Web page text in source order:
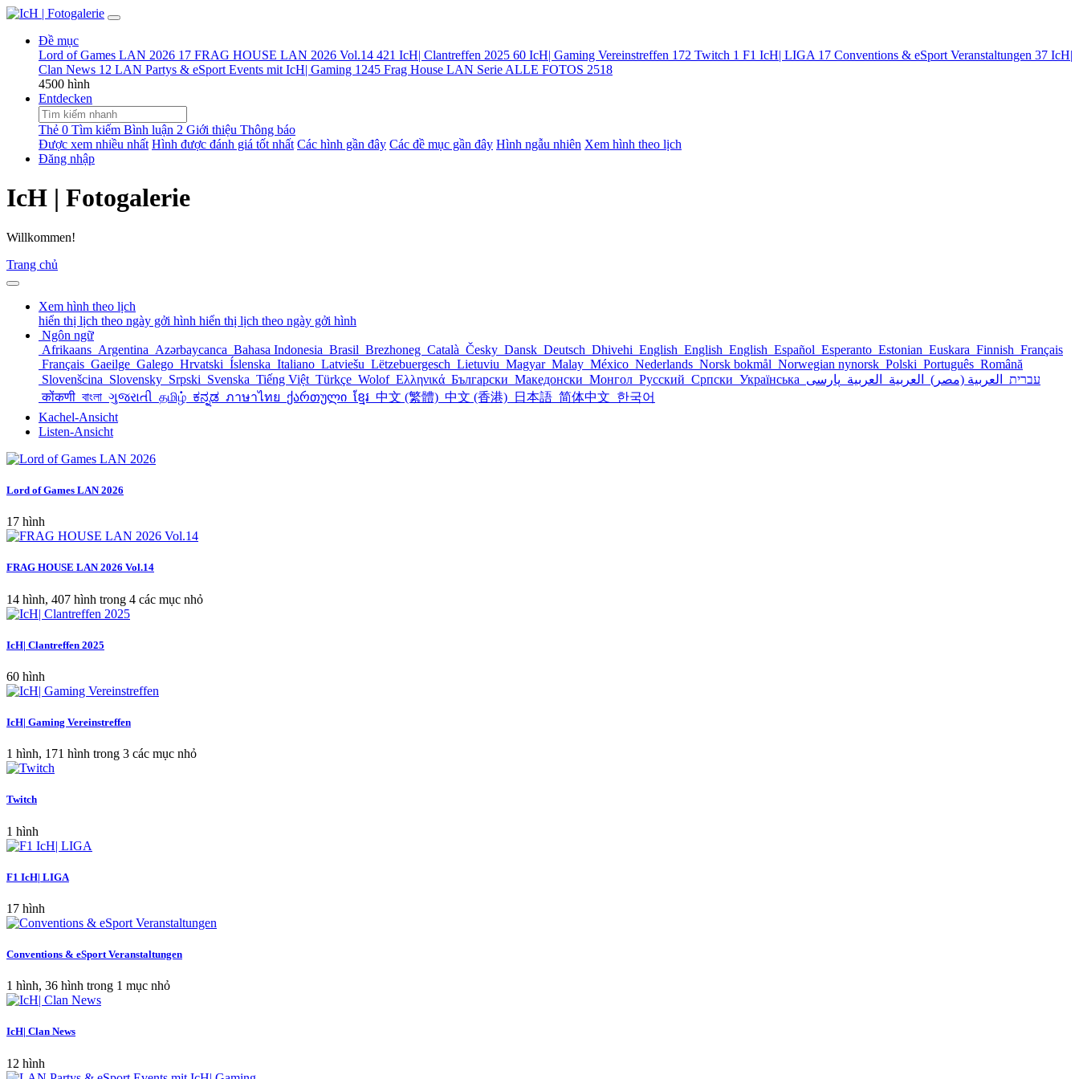
Đề mục
Lord of Games LAN 2026 17 FRAG HOUSE LAN 2026 Vol.14 421 IcH| Clantreffen 2025 60 IcH| Gaming Vereinstreffen 172 Twitch 1 F1 IcH| LIGA 17 Conventions & eSport Veranstaltungen 37 IcH|
Clan News 12 LAN Partys & eSport Events mit IcH| Gaming 1245 Frag House LAN Serie ALLE FOTOS 2518
4500 hình
Entdecken
Thẻ 0 Tìm kiếm Bình luận 2 Giới thiệu Thông báo
Được xem nhiều nhất Hình được đánh giá tốt nhất Các hình gần đây Các đề mục gần đây Hình ngẫu nhiên Xem hình theo lịch
Đăng nhập
IcH | Fotogalerie
Willkommen!
Trang chủ
Xem hình theo lịch
hiển thị lịch theo ngày gởi hình hiển thị lịch theo ngày gởi hình
Ngôn ngữ
Afrikaans Argentina Azərbaycanca Bahasa Indonesia Brasil Brezhoneg Català Česky Dansk Deutsch Dhivehi English English English Español Esperanto Estonian Euskara Finnish Français
Français Gaeilge Galego Hrvatski Íslenska Italiano Latviešu Lëtzebuergesch Lietuviu Magyar Malay México Nederlands Norsk bokmål Norwegian nynorsk Polski Português Română
Slovenšcina Slovensky Srpski Svenska Tiếng Việt Türkçe Wolof Ελληνικά Български Македонски Монгол Русский Српски Українська עברית العربية (مصر) العربية العربية پارسی
कोंकणी বাংলা ગુજરાતી தமிழ் ಕನ್ನಡ ภาษาไทย ქართული ខ្មែរ 中文 (繁體) 中文 (香港) 日本語 简体中文 한국어
Kachel-Ansicht
Listen-Ansicht
Lord of Games LAN 2026
17 hình
FRAG HOUSE LAN 2026 Vol.14
14 hình, 407 hình trong 4 các mục nhỏ
IcH| Clantreffen 2025
60 hình
IcH| Gaming Vereinstreffen
1 hình, 171 hình trong 3 các mục nhỏ
Twitch
1 hình
F1 IcH| LIGA
17 hình
Conventions & eSport Veranstaltungen
1 hình, 36 hình trong 1 mục nhỏ
IcH| Clan News
12 hình